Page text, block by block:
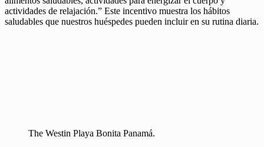
actividades de relajación.” Este incentivo muestra los hábitos
saludables que nuestros huéspedes pueden incluir en su rutina diaria.
The Westin Playa Bonita Panamá.